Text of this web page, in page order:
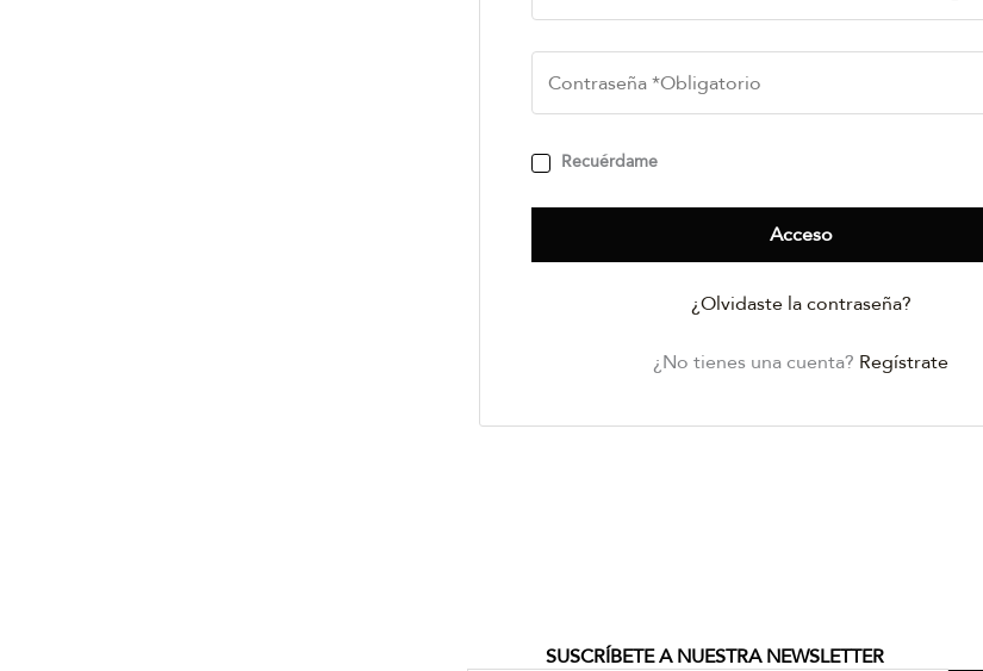
Recuérdame
Acceso
¿Olvidaste la contraseña?
¿No tienes una cuenta? Regístrate
SUSCRÍBETE A NUESTRA NEWSLETTER